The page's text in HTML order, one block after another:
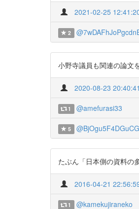
2021-02-25
2
小野寺議員も関連の論文
2020-08-23 20:40:41
1 @amefurasi33
5
たぶん「日本側の資料の
2016-04-21
1 @kamekujiraneko